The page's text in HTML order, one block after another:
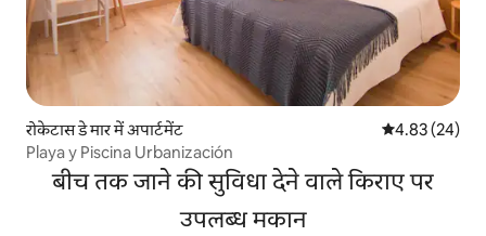
रोकेटास डे मार में अपार्टमेंट औसत रेटिंग 5 में
4.83 (24)
Playa y Piscina Urbanización
बीच तक जाने की सुविधा देने वाले किराए पर
उपलब्ध मकान